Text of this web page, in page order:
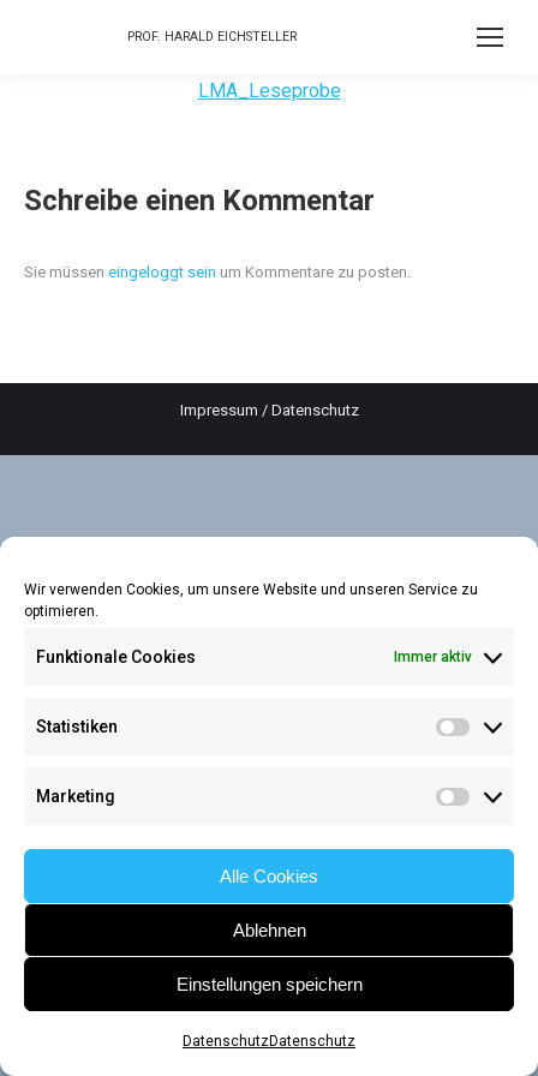
Wir verwenden Cookies, um unsere Website und unseren Service zu
optimieren.
Funktionale Cookies Immer aktiv
Statistiken
Marketing
Alle Cookies
Ablehnen
Einstellungen speichern
DatenschutzDatenschutz
PROF. HARALD EICHSTELLER
LMA_Leseprobe
Schreibe einen Kommentar
Sie müssen eingeloggt sein um Kommentare zu posten.
Impressum / Datenschutz